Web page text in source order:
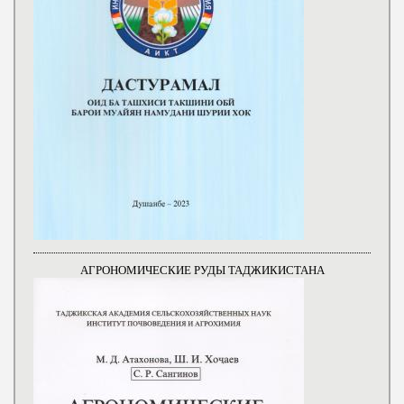
АГРОНОМИЧЕСКИЕ РУДЫ ТАДЖИКИСТАНА